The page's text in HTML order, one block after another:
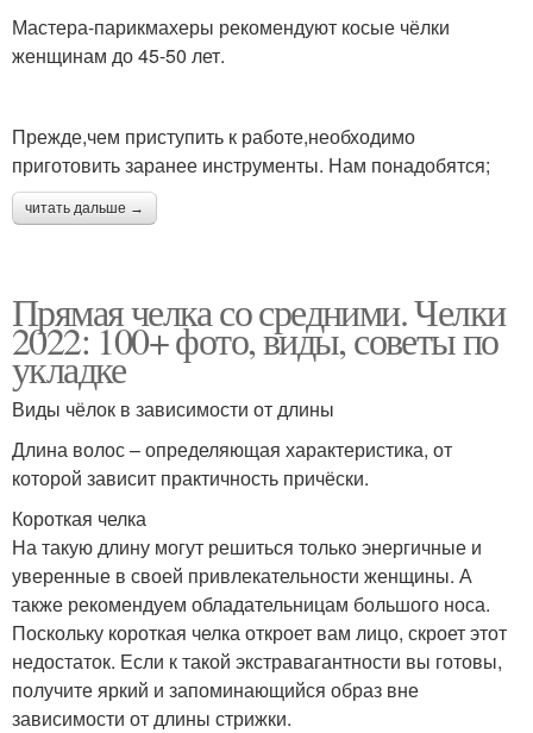
Мастера-парикмахеры рекомендуют косые чёлки
женщинам до 45-50 лет.
Прежде,чем приступить к работе,необходимо
приготовить заранее инструменты. Нам понадобятся;
читать дальше →
Прямая челка со средними. Челки
2022: 100+ фото, виды, советы по
укладке
Виды чёлок в зависимости от длины
Длина волос – определяющая характеристика, от
которой зависит практичность причёски.
Короткая челка
На такую длину могут решиться только энергичные и
уверенные в своей привлекательности женщины. А
также рекомендуем обладательницам большого носа.
Поскольку короткая челка откроет вам лицо, скроет этот
недостаток. Если к такой экстравагантности вы готовы,
получите яркий и запоминающийся образ вне
зависимости от длины стрижки.